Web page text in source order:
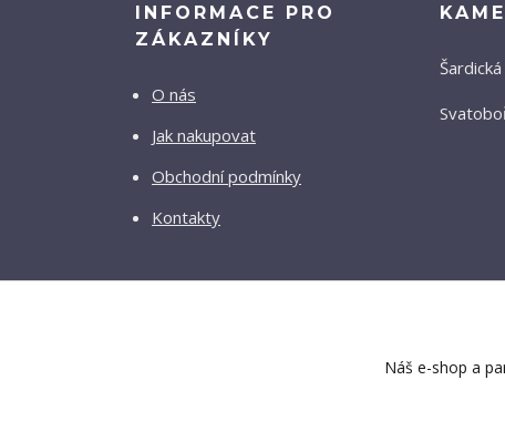
INFORMACE PRO
ZÁKAZNÍKY
O nás
Jak nakupovat
Obchodní podmínky
Kontakty
Náš e-shop a